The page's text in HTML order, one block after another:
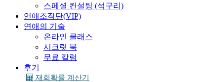
스페셜 컨설팅 (석구리)
연애조작단(VIP)
연애의 기술
온라인 클래스
시크릿 북
무료 칼럼
후기
재회확률 계산기